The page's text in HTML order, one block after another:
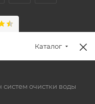
очистки воды
Каталог